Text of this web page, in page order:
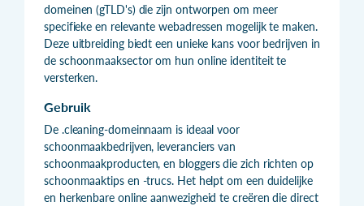
domeinen (gTLD's) die zijn ontworpen om meer
specifieke en relevante webadressen mogelijk te maken.
Deze uitbreiding biedt een unieke kans voor bedrijven in
de schoonmaaksector om hun online identiteit te
versterken.
Gebruik
De .cleaning-domeinnaam is ideaal voor
schoonmaakbedrijven, leveranciers van
schoonmaakproducten, en bloggers die zich richten op
schoonmaaktips en -trucs. Het helpt om een duidelijke
en herkenbare online aanwezigheid te creëren die direct